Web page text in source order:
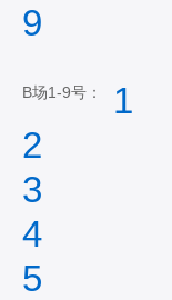
9
B场1-9号：
1
2
3
4
5